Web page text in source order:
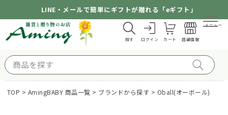
LINE・メールで簡単にギフトが贈れる「eギフト」
探す ログイン カート 店舗情報
メニュー
TOP AmingBABY 商品一覧 ブランドから探す Oball(オーボール)